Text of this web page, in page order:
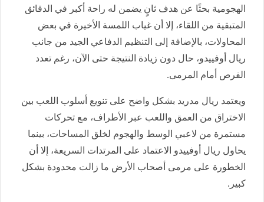
الهجومية بحثًا عن هدف ثانٍ يضمن له راحة أكبر في الدقائق
المتبقية من اللقاء، إلا أن غياب اللمسة الأخيرة في بعض
المحاولات، بالإضافة إلى التنظيم الدفاعي الجيد من جانب
ريال أوفييدو، حال دون زيادة النتيجة حتى الآن، رغم تعدد
الفرص أمام المرمى.
ويعتمد ريال مدريد بشكل واضح على تنويع أسلوب اللعب بين
الاختراق من العمق واللعب عبر الأطراف، مع تحركات
مستمرة من لاعبي الوسط والهجوم لخلق المساحات، بينما
يحاول ريال أوفييدو الاعتماد على المرتدات السريعة، إلا أن
الخطورة على مرمى أصحاب الأرض ما زالت محدودة بشكل
كبير.